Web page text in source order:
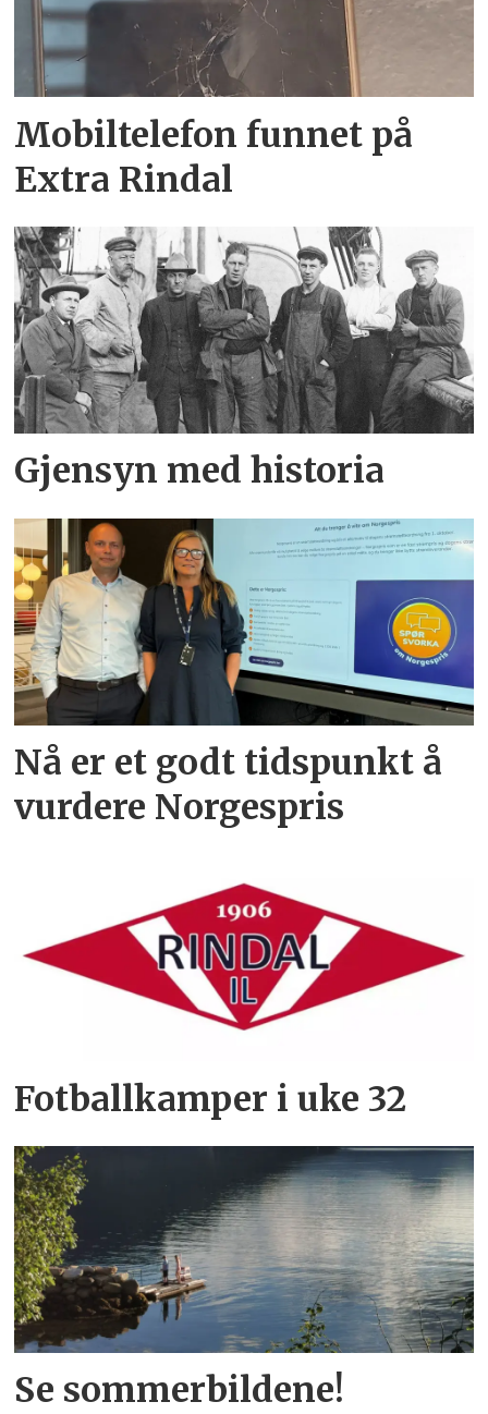
Mobiltelefon funnet på
Extra Rindal
Gjensyn med historia
Nå er et godt tidspunkt å
vurdere Norgespris
Fotballkamper i uke 32
Se sommerbildene!